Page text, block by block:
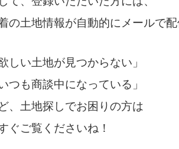
の土地情報が自動的にメールで配
欲しい土地が見つからない」
いつも商談中になっている」
、土地探しでお困りの方は
ぐご覧くださいね！